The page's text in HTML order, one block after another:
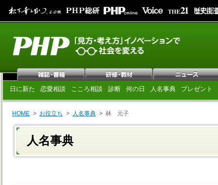
日に新た 恋愛相談 こころ相談 診断 何の日 人名事典 プレゼント
HOME お役立ち 人名事典 林 元子
人名事典